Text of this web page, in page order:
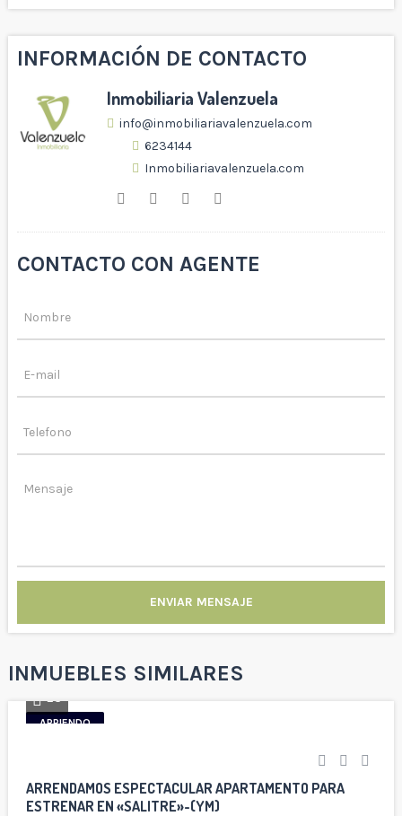
INFORMACIÓN DE CONTACTO
Inmobiliaria Valenzuela
info@inmobiliariavalenzuela.com
6234144
Inmobiliariavalenzuela.com
CONTACTO CON AGENTE
ENVIAR MENSAJE
INMUEBLES SIMILARES
ARRIENDO
23
ARRENDAMOS ESPECTACULAR APARTAMENTO PARA
ESTRENAR EN «SALITRE»-(YM)